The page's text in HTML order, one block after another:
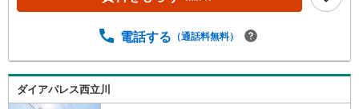
電話する （通話料無料）
ダイアパレス西立川